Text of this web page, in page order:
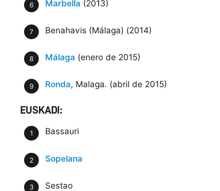
Marbella (2013)
Benahavis (Málaga) (2014)
Málaga (enero de 2015)
Ronda, Malaga. (abril de 2015)
EUSKADI:
Bassauri
Sopelana
Sestao